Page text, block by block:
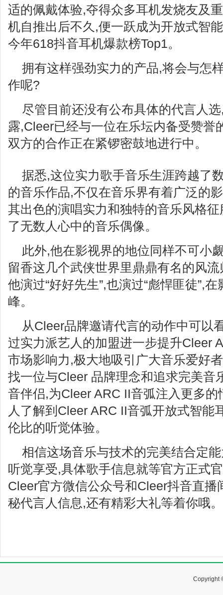
适的佩戴体验,夺得众多耳机发烧友及
机自推出后不久,便一跃成为开放式智
今年618抖音耳机爆款榜Top1。
拥有这样强劲实力的产品,将会与怎
作呢?
尽管目前还没有公布具体的代言人
露,Cleer已经与一位在乐坛内备受赞誉
双方的合作正在紧锣密鼓地进行中。
据悉,这位实力歌手音乐生涯跨越了
的音乐作品,不仅在音乐界有着广泛的
其出色的演唱实力和独特的音乐风格
了无数人心中的音乐偶像。
此外,他在影视界的地位同样不可小
留香这几个武侠世界里鼎鼎有名的风
他演过“好好先生”,也演过“彪悍匪徒”,
峰。
从Cleer品牌邀请代言的动作中可以
过实力派艺人的加盟进一步提升Cleer
市场影响力,极大地吸引广大音乐爱好
找一位与Cleer 品牌理念和追求完美音
音伴侣,为Cleer ARC II音弧注入更多
人了解到Cleer ARC II音弧开放式智能
伦比的听觉体验。
相信这场音乐与技术的完美结合定
听觉享受,具体歌手信息就等官方正式
Cleer官方微信公众号和Cleer抖音直播
秘代言人信息,还有精彩大礼等着你哦。
Copyright